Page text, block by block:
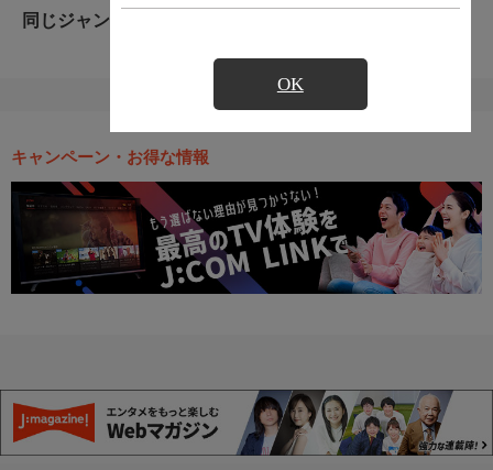
OK
同じジャンルのおすすめ番組
キャンペーン・お得な情報